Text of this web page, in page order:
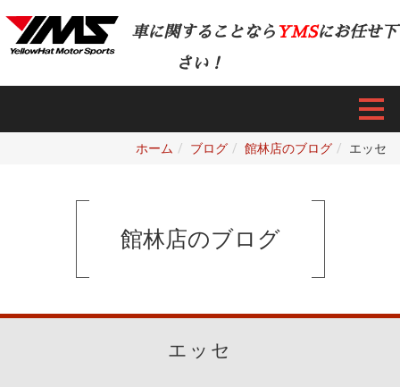
車に関することなら YMSにお任せ下
さい！
ホーム ブログ 館林店のブログ エッセ
館林店のブログ
エッセ